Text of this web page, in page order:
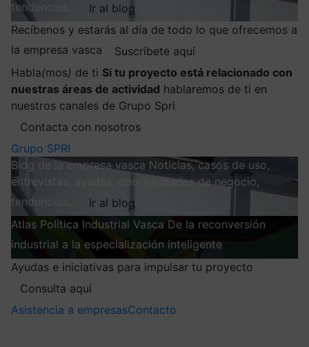
tendencias…
Ir al blog
Recíbenos y estarás al día de todo lo que ofrecemos a
la empresa vasca
Suscríbete aquí
Habla(mos) de ti Si tu proyecto está relacionado con
nuestras áreas de actividad hablaremos de ti en
nuestros canales de Grupo Spri
Contacta con nosotros
Grupo SPRI
Blog de la empresa vasca Noticias, casos de uso,
entrevistas, ayudas, oportunidades de negocio,
tendencias…
Ir al blog
Atlas Política Industrial Vasca De la reconversión
industrial a la especialización inteligente
Ayudas e iniciativas para impulsar tu proyecto
Consulta aquí
Asistencia a empresasContacto